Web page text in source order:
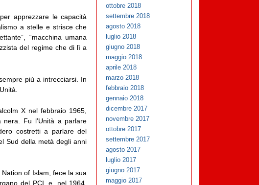
apprezzare le capacità
a stelle e strisce che
“macchina umana
del regime che di lì a
più a intrecciarsi. In
X nel febbraio 1965,
Fu l’Unità a parlare
costretti a parlare del
Sud della metà degli anni
of Islam, fece la sua
del PCI, e, nel 1964,
ottobre 2018
settembre 2018
agosto 2018
luglio 2018
giugno 2018
maggio 2018
aprile 2018
marzo 2018
febbraio 2018
gennaio 2018
dicembre 2017
novembre 2017
ottobre 2017
settembre 2017
agosto 2017
luglio 2017
giugno 2017
maggio 2017